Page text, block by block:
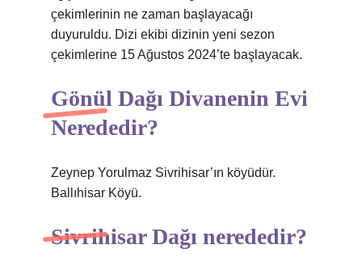
çekimlerinin ne zaman başlayacağı
duyuruldu. Dizi ekibi dizinin yeni sezon
çekimlerine 15 Ağustos 2024’te başlayacak.
Gönül Dağı Divanenin Evi
Nerededir?
Zeynep Yorulmaz Sivrihisar’ın köyüdür.
Ballıhisar Köyü.
Sivrihisar Dağı nerededir?